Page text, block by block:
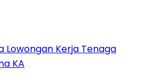
Lowongan Kerja Tenaga
KA